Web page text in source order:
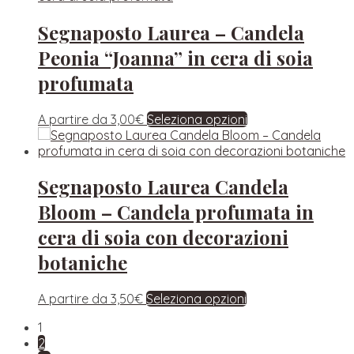
Segnaposto Laurea – Candela
Peonia “Joanna” in cera di soia
profumata
A partire da 3,00€ Seleziona opzioni
Segnaposto Laurea Candela
Bloom – Candela profumata in
cera di soia con decorazioni
botaniche
A partire da 3,50€ Seleziona opzioni
1
2